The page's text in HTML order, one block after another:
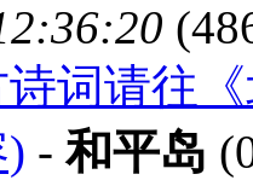
词请往
-和平岛